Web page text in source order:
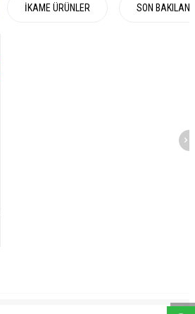
İKAME ÜRÜNLER SON